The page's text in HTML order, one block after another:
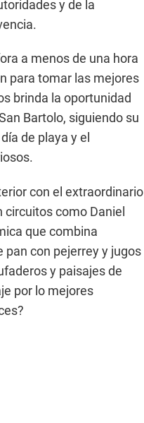
y de la
a menos de una hora
para tomar las mejores
brinda la oportunidad
Bartolo, siguiendo su
de playa y el
con el extraordinario
circuitos como Daniel
que combina
pan con pejerrey y jugos
y paisajes de
por lo mejores